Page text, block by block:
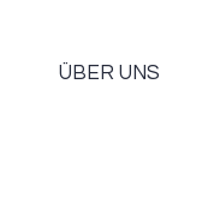
ÜBER UNS